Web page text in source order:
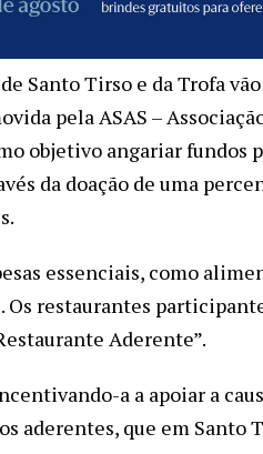
Santo Tirso e da Trofa
pela ASAS –
objetivo angariar fundos
da doação de uma
essenciais, como
Os restaurantes
Aderente”.
a a apoiar a
aderentes, que em Santo